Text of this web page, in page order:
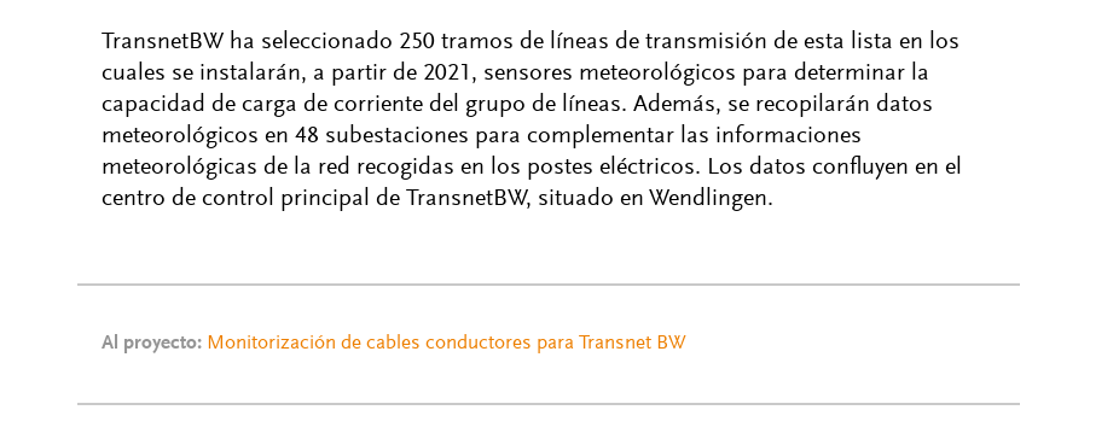
TransnetBW ha seleccionado 250 tramos de líneas de transmisión de esta lista en los
cuales se instalarán, a partir de 2021, sensores meteorológicos para determinar la
capacidad de carga de corriente del grupo de líneas. Además, se recopilarán datos
meteorológicos en 48 subestaciones para complementar las informaciones
meteorológicas de la red recogidas en los postes eléctricos. Los datos confluyen en el
centro de control principal de TransnetBW, situado en Wendlingen.
Al proyecto: Monitorización de cables conductores para Transnet BW